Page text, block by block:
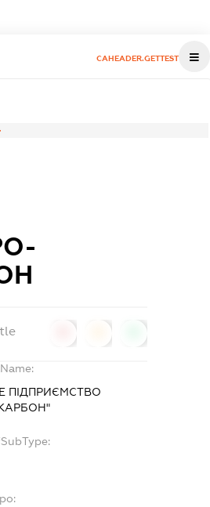
CAHEADER.GETTEST
ПІДПРИЄМСТВО